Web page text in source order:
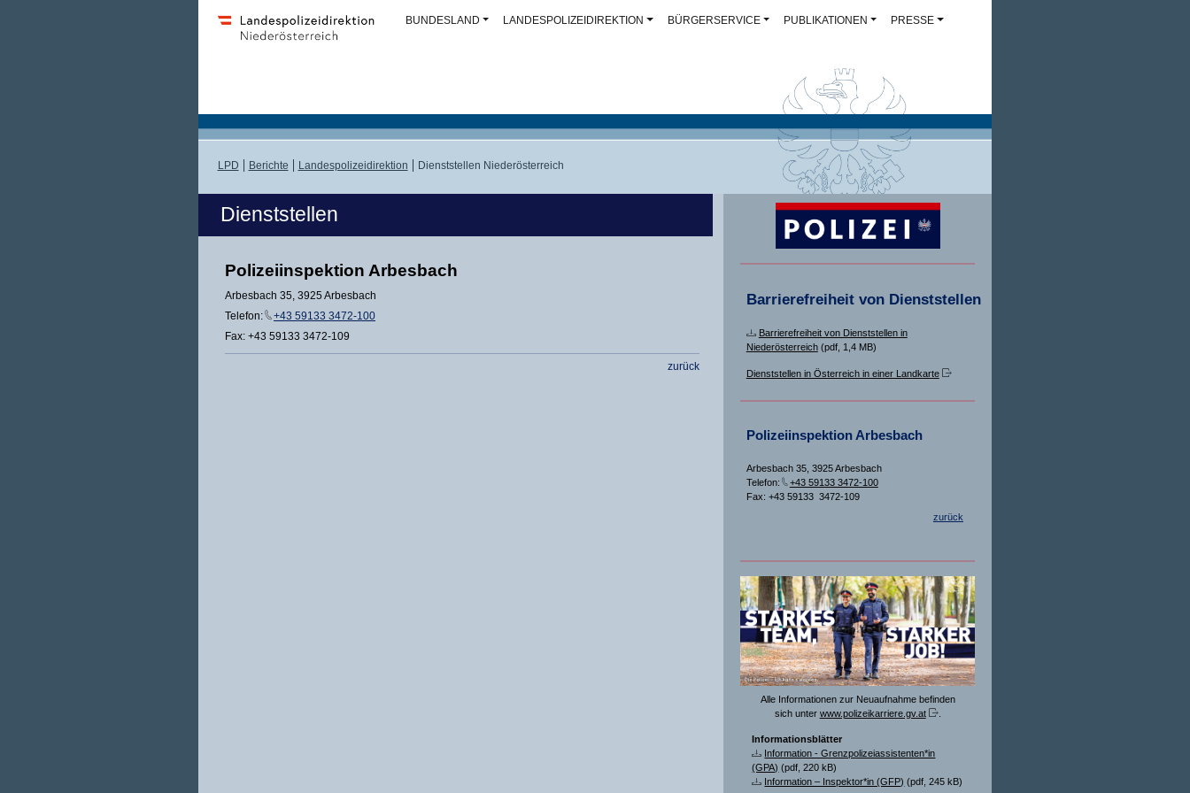
BUNDESLAND LANDESPOLIZEIDIREKTION BÜRGERSERVICE PUBLIKATIONEN PRESSE
LPD Berichte Landespolizeidirektion Dienststellen Niederösterreich
Dienststellen
Polizeiinspektion Arbesbach
Arbesbach 35, 3925 Arbesbach
Telefon:
+43 59133 3472-100
Fax: +43 59133 3472-109
zurück
Barrierefreiheit von Dienststellen
Barrierefreiheit von Dienststellen in
Niederösterreich(pdf, 1,4 MB)
Dienststellen in Österreich in einer Landkarte
Polizeiinspektion Arbesbach
Arbesbach 35, 3925 Arbesbach
Telefon:
+43 59133 3472-100
Fax: +43 59133 3472-109
zurück
Alle Informationen zur Neuaufnahme befinden
sich unter www.polizeikarriere.gv.at .
Informationsblätter
Information - Grenzpolizeiassistenten*in
(GPA) (pdf, 220 kB)
Information – Inspektor*in (GFP) (pdf, 245 kB)